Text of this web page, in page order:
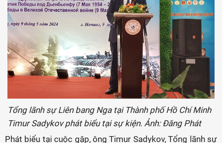
Tổng lãnh sự Liên bang Nga tại Thành phố Hồ Chí Minh
Timur Sadykov phát biểu tại sự kiện. Ảnh: Đăng Phát
Phát biểu tại cuộc gặp, ông Timur Sadykov, Tổng lãnh sự